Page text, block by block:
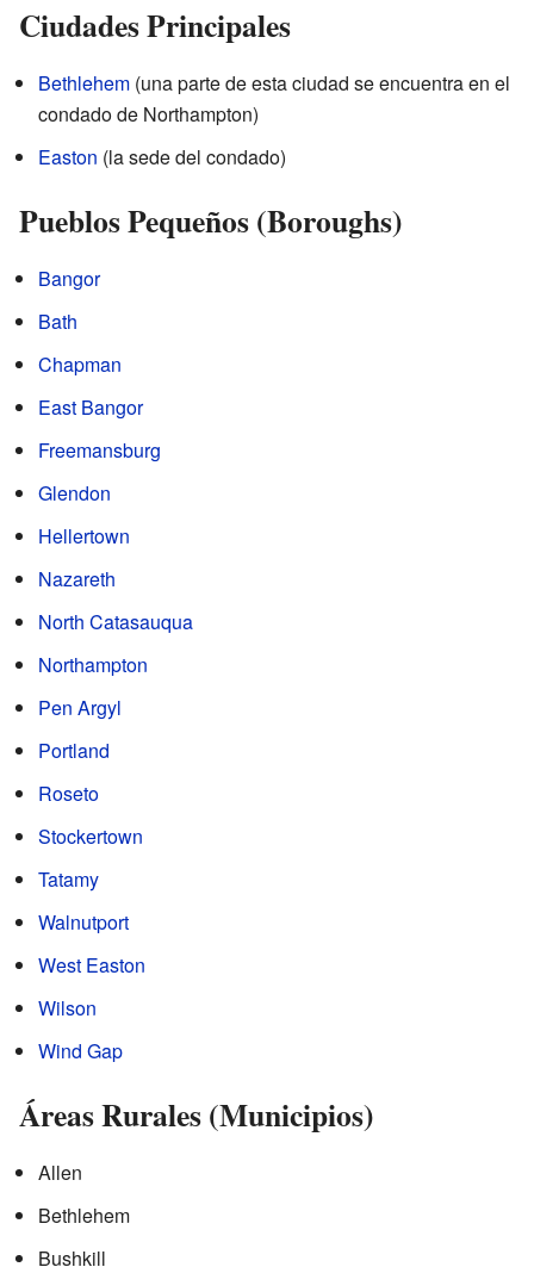
Ciudades Principales
Bethlehem (una parte de esta ciudad se encuentra en el
condado de Northampton)
Easton (la sede del condado)
Pueblos Pequeños (Boroughs)
Bangor
Bath
Chapman
East Bangor
Freemansburg
Glendon
Hellertown
Nazareth
North Catasauqua
Northampton
Pen Argyl
Portland
Roseto
Stockertown
Tatamy
Walnutport
West Easton
Wilson
Wind Gap
Áreas Rurales (Municipios)
Allen
Bethlehem
Bushkill